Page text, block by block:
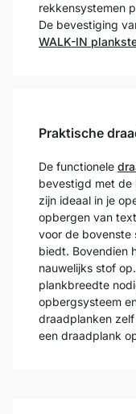
rekkensystemen
De bevestiging
WALK-IN
Praktische
De functionele
bevestigd met de
zijn ideaal in je
opbergen van
voor de bovenste
biedt. Bovendien
nauwelijks stof
plankbreedte
opbergsysteem
draadplanken
een draadplank